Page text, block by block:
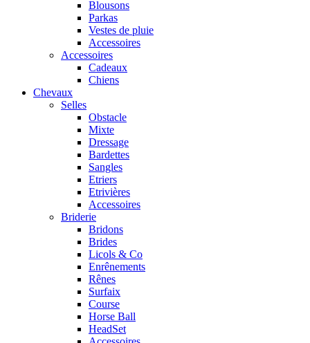
Blousons
Parkas
Vestes de pluie
Accessoires
Accessoires
Cadeaux
Chiens
Chevaux
Selles
Obstacle
Mixte
Dressage
Bardettes
Sangles
Etriers
Etrivières
Accessoires
Briderie
Bridons
Brides
Licols & Co
Enrênements
Rênes
Surfaix
Course
Horse Ball
HeadSet